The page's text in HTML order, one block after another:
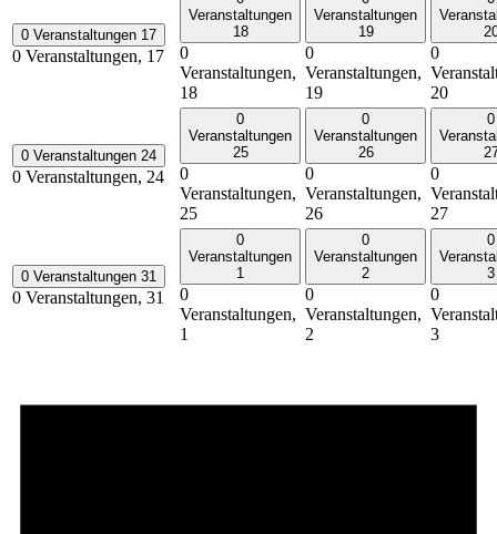
0 Veranstaltungen 17
0 Veranstaltungen, 17
Veranstaltungen
18
0
Veranstaltungen,
18
Veranstaltungen
19
0
Veranstaltungen,
19
0
20
0 Veranstaltungen 24
0 Veranstaltungen, 24
0
Veranstaltungen
25
0
Veranstaltungen,
25
0
Veranstaltungen
26
0
Veranstaltungen,
26
0
0
27
0 Veranstaltungen 31
0 Veranstaltungen, 31
0
Veranstaltungen
1
0
Veranstaltungen,
1
0
Veranstaltungen
2
0
Veranstaltungen,
2
0
3
0
3